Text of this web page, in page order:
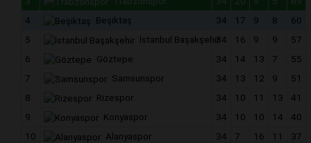
4
Beşiktaş 34 17 9 8
60
5
İstanbul Başakşehir34 16 9 9
57
6
Göztepe 34 14 13 7
55
7
Samsunspor 34 13 12 9
51
8
Rizespor 34 10 11 13
41
9
Konyaspor 34 10 10 14
40
10
Alanyaspor 34 7 16 11
37